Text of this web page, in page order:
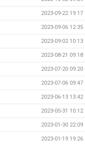
2023-09-22 19:17
2023-09-06 12:35
2023-09-02 10:13
2023-08-21 09:18
2023-07-20 09:20
2023-07-06 09:47
2023-06-13 13:42
2023-05-31 10:12
2023-01-30 22:09
2023-01-19 19:26